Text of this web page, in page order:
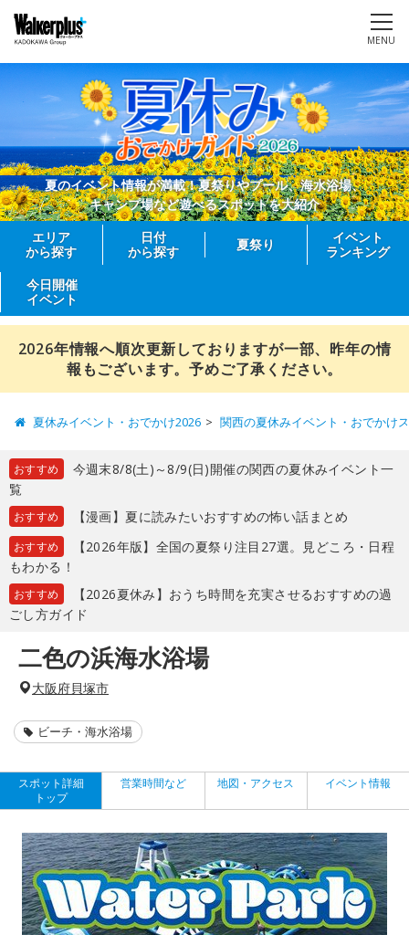
MENU
夏のイベント情報が満載！夏祭りやプール、海水浴場、
キャンプ場など遊べるスポットを大紹介
エリア
から探す
日付
から探す
夏祭り
イベント
ランキング
今日開催
イベント
2026年情報へ順次更新しておりますが一部、昨年の情
報もございます。予めご了承ください。
夏休みイベント・おでかけ2026 関西の夏休みイベント・おでかけ
おすすめ
今週末8/8(土)～8/9(日)開催の関西の夏休みイベント一
覧
おすすめ 【漫画】夏に読みたいおすすめの怖い話まとめ
おすすめ
【2026年版】全国の夏祭り注目27選。見どころ・日程
もわかる！
おすすめ
【2026夏休み】おうち時間を充実させるおすすめの過
ごし方ガイド
二色の浜海水浴場
大阪府貝塚市
ビーチ・海水浴場
スポット詳細
トップ
営業時間など 地図・アクセス イベント情報